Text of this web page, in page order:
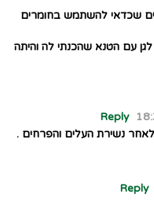
שכדאי להשתמש בחומרים
4 הלכה למחרת לגן עם הטנא שהכנתי לה והיתה
Reply
נשירת העלים והפרחים .
Reply